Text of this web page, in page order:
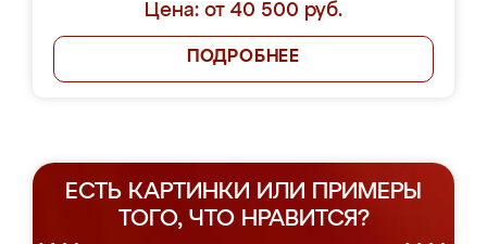
Цена: от 40 500 руб.
ПОДРОБНЕЕ
ЕСТЬ КАРТИНКИ ИЛИ ПРИМЕРЫ
ТОГО, ЧТО НРАВИТСЯ?